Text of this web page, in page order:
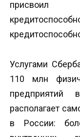
присвоил
Услугами
110 млн
располагает
в России: